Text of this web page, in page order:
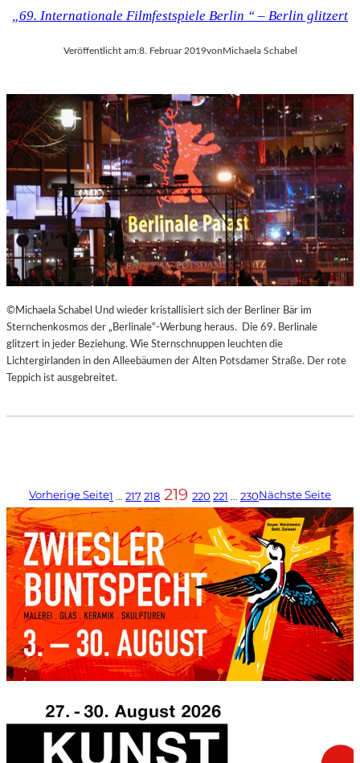
„69. Internationale Filmfestspiele Berlin “ – Berlin glitzert
Veröffentlicht am:8. Februar 2019vonMichaela Schabel
©Michaela Schabel Und wieder kristallisiert sich der Berliner Bär im
Sternchenkosmos der „Berlinale“-Werbung heraus. Die 69. Berlinale
glitzert in jeder Beziehung. Wie Sternschnuppen leuchten die
Lichtergirlanden in den Alleebäumen der Alten Potsdamer Straße. Der rote
Teppich ist ausgebreitet.
Vorherige Seite1 … 217218 219 220 221 … 230Nächste Seite